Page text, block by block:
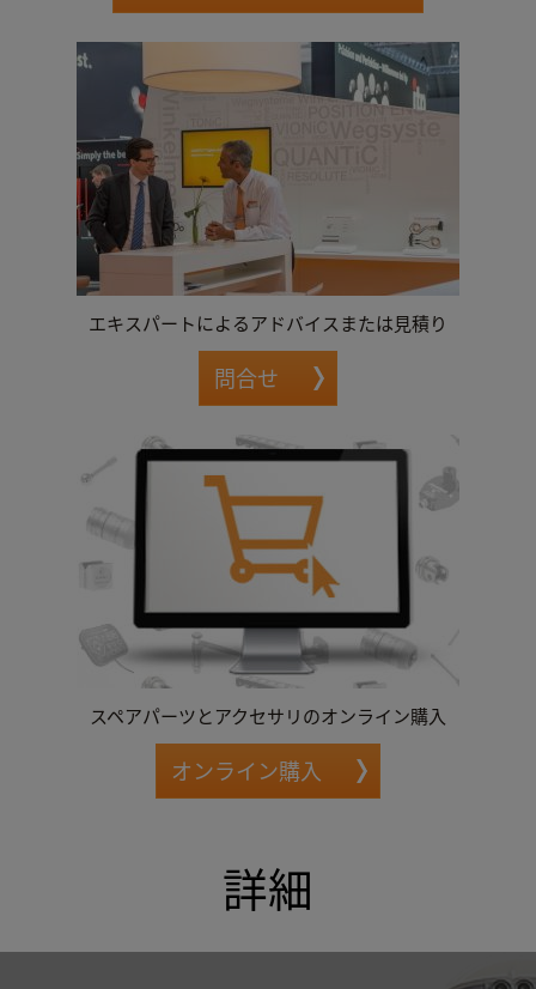
エキスパートによるアドバイスまたは見積り
問合せ
スペアパーツとアクセサリのオンライン購入
オンライン購入
詳細